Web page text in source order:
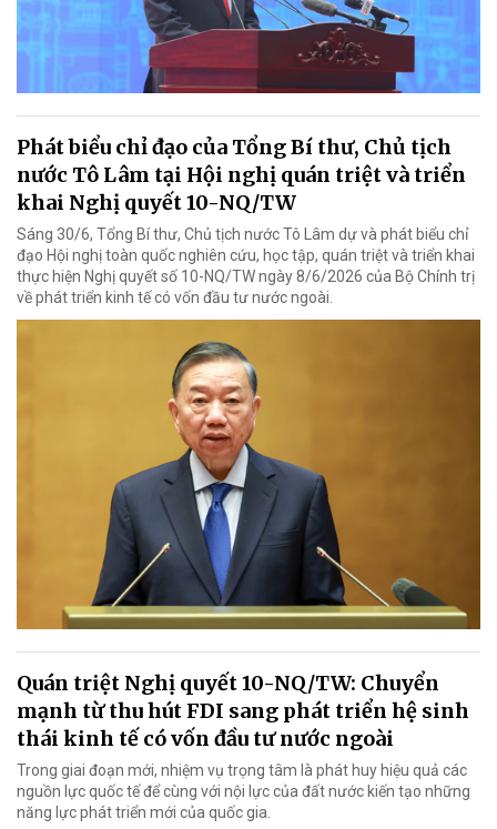
Phát biểu chỉ đạo của Tổng Bí thư, Chủ tịch
nước Tô Lâm tại Hội nghị quán triệt và triển
khai Nghị quyết 10-NQ/TW
Sáng 30/6, Tổng Bí thư, Chủ tịch nước Tô Lâm dự và phát biểu chỉ
đạo Hội nghị toàn quốc nghiên cứu, học tập, quán triệt và triển khai
thực hiện Nghị quyết số 10-NQ/TW ngày 8/6/2026 của Bộ Chính trị
về phát triển kinh tế có vốn đầu tư nước ngoài.
Quán triệt Nghị quyết 10-NQ/TW: Chuyển
mạnh từ thu hút FDI sang phát triển hệ sinh
thái kinh tế có vốn đầu tư nước ngoài
Trong giai đoạn mới, nhiệm vụ trọng tâm là phát huy hiệu quả các
nguồn lực quốc tế để cùng với nội lực của đất nước kiến tạo những
năng lực phát triển mới của quốc gia.